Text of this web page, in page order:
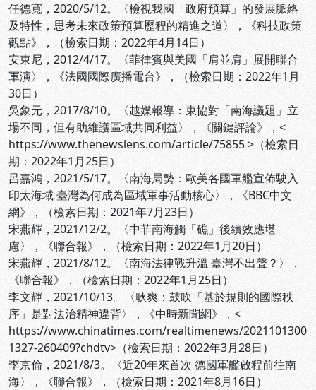
任德寬，2020/5/12。〈檢視我國「政府預算」的發展脈絡
及特性，思考未來政策預算歷程的精進之道〉，《科技政策
觀點》，
（檢索日期：2022年4月14日）
安東尼，2012/4/17。〈菲律賓與美國「肩並肩」展開聯合
軍演〉，《法國國際廣播電台》，
（檢索日期：2022年1月
30日）
吳象元，2017/8/10。〈越媒報導：東協對「南海議題」立
場不同，但有助維護區域共同利益〉，《關鍵評論》，<
https://www.thenewslens.com/article/75855 >（檢索日
期：2022年1月25日）
呂嘉鴻，2021/5/17。〈南海局勢：歐美各國軍艦宣佈駛入
印太海域 臺灣為何成為區域軍事活動核心〉，《BBC中文
網》，
（檢索日期：2021年7月23日）
宋燕輝，2021/12/2。〈中菲南海觸「礁」後續效應堪
慮〉，《聯合報》，
（檢索日期：2022年1月20日）
宋燕輝，2021/8/12。〈南海法律戰升溫 臺灣不出聲？〉，
《聯合報》，
（檢索日期：2022年1月25日）
李文輝，2021/10/13。〈耿爽：鼓吹「基於規則的國際秩
序」是對法治精神違背〉，《中時新聞網》，<
https://www.chinatimes.com/realtimenews/2021101300
1327-260409?chdtv>（檢索日期：2022年3月28日）
李京倫，2021/8/3。〈近20年來首次 德國軍艦啟程前往南
海〉，《聯合報》，
（檢索日期：2021年8月16日）